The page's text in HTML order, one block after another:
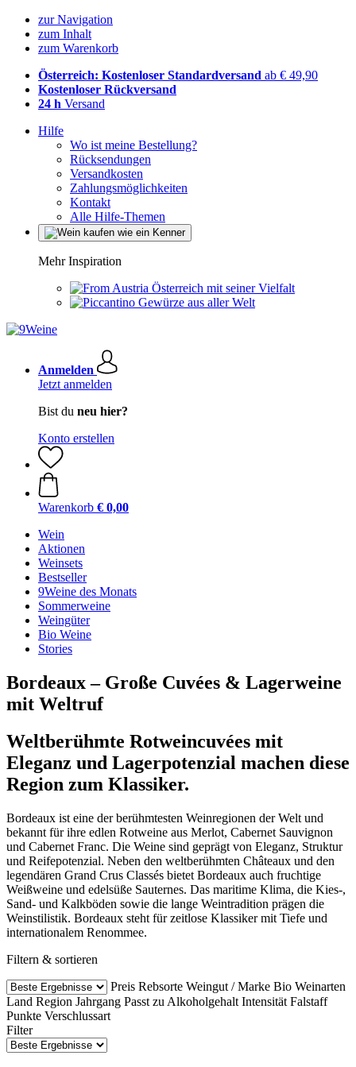
zur Navigation
zum Inhalt
zum Warenkorb
Österreich: Kostenloser Standardversand ab € 49,90
Kostenloser Rückversand
24 h Versand
Hilfe
Wo ist meine Bestellung?
Rücksendungen
Versandkosten
Zahlungsmöglichkeiten
Kontakt
Alle Hilfe-Themen
Mehr Inspiration
Österreich mit seiner Vielfalt
Gewürze aus aller Welt
Anmelden
Jetzt anmelden
Bist du neu hier?
Konto erstellen
Warenkorb € 0,00
Wein
Aktionen
Weinsets
Bestseller
9Weine des Monats
Sommerweine
Weingüter
Bio Weine
Stories
Bordeaux – Große Cuvées & Lagerweine
mit Weltruf
Weltberühmte Rotweincuvées mit
Eleganz und Lagerpotenzial machen diese
Region zum Klassiker.
Bordeaux ist eine der berühmtesten Weinregionen der Welt und
bekannt für ihre edlen Rotweine aus Merlot, Cabernet Sauvignon
und Cabernet Franc. Die Weine sind geprägt von Eleganz, Struktur
und Reifepotenzial. Neben den weltberühmten Châteaux und den
legendären Grand Crus Classés bietet Bordeaux auch fruchtige
Weißweine und edelsüße Sauternes. Das maritime Klima, die Kies-,
Sand- und Kalkböden sowie die lange Weintradition prägen die
Weinstilistik. Bordeaux steht für zeitlose Klassiker mit Tiefe und
internationalem Renommee.
Filtern & sortieren
Preis Rebsorte Weingut / Marke Bio Weinarten
Land Region Jahrgang Passt zu Alkoholgehalt Intensität Falstaff
Punkte Verschlussart
Filter